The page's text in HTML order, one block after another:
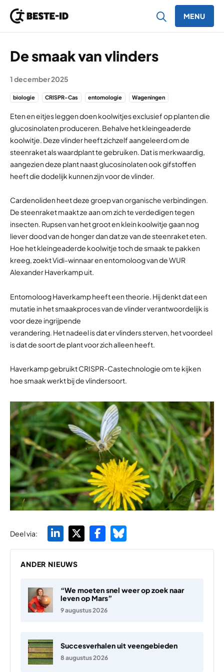
MENU
De smaak van vlinders
1 december 2025
biologie CRISPR-Cas entomologie Wageningen
Eten en eitjes leggen doen koolwitjes exclusief op planten die
glucosinolaten produceren. Behalve het kleingeaderde
koolwitje. Deze vlinder heeft zichzelf aangeleerd om de
steenraket als waardplant te gebruiken. Dat is merkwaardig,
aangezien deze plant naast glucosinolaten ook gifstoffen
heeft die dodelijk kunnen zijn voor de vlinder.
Cardenoliden heet deze groep van organische verbindingen.
De steenraket maakt ze aan om zich te verdedigen tegen
insecten. Rupsen van het groot en klein koolwitje gaan nog
liever dood van de honger dan dat ze van de steenraket eten.
Hoe het kleingeaderde koolwitje toch de smaak te pakken
kreeg, zoekt Vidi-winnaar en entomoloog van de WUR
Alexander Haverkamp uit.
Entomoloog Haverkamp heeft een theorie. Hij denkt dat een
mutatie in het smaakproces van de vlinder verantwoordelijk is
voor deze ingrijpende
verandering. Het nadeel is dat er vlinders sterven, het voordeel
is dat de soort de plant voor zich alleen heeft.
Haverkamp gebruikt CRISPR-Castechnologie om te kijken
hoe smaak werkt bij de vlindersoort.
Deel via:
ANDER NIEUWS
“We moeten snel weer op zoek naar
leven op Mars”
9 augustus 2026
Succesverhalen uit veengebieden
8 augustus 2026